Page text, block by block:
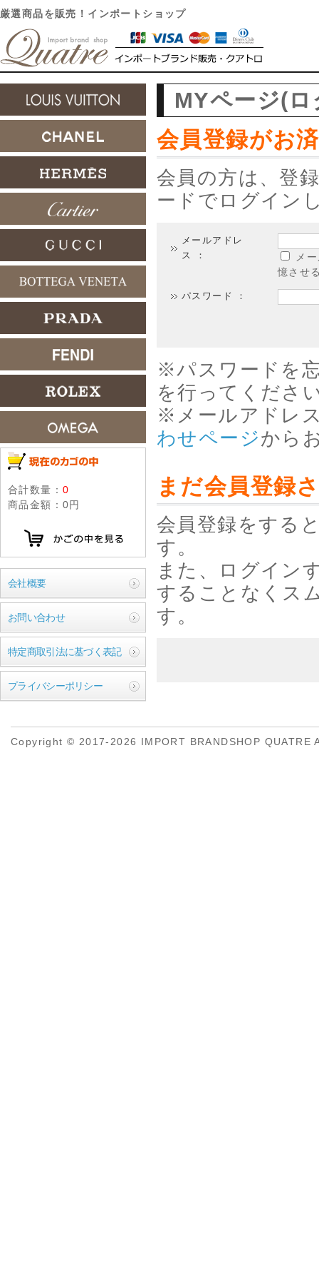
厳選商品を販売！インポートショップ
合計数量： 0
商品金額： 0円
会社概要
お問い合わせ
特定商取引法に基づく表記
プライバシーポリシー
MYページ(
会員登録がお
会員の方は、登
ードでログイン
メールアドレ
ス ：
メ
憶させ
パスワード ：
※パスワードを
を行ってくださ
※メールアドレ
わせページから
まだ会員登録
会員登録をする
す。
また、ログイン
することなくス
す。
Copyright © 2017-2026 IMPORT BRANDSHOP